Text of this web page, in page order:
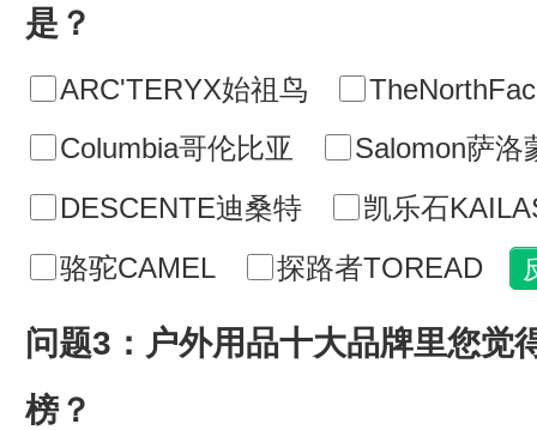
是？
ARC'TERYX始祖鸟
Columbia哥伦比亚
Salomon萨洛
DESCENTE迪桑特
凯乐石
骆驼CAMEL
探路者TOREAD
问题3：户外用品十大品牌里您觉
榜？